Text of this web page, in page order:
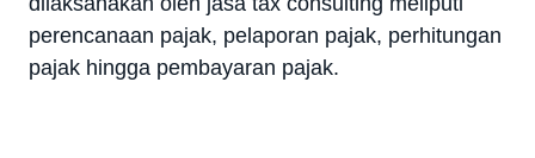
perencanaan pajak, pelaporan pajak, perhitungan
pajak hingga pembayaran pajak.